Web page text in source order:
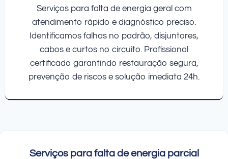
Serviços para falta de energia geral com
atendimento rápido e diagnóstico preciso.
Identificamos falhas no padrão, disjuntores,
cabos e curtos no circuito. Profissional
certificado garantindo restauração segura,
prevenção de riscos e solução imediata 24h.
Serviços para falta de energia parcial